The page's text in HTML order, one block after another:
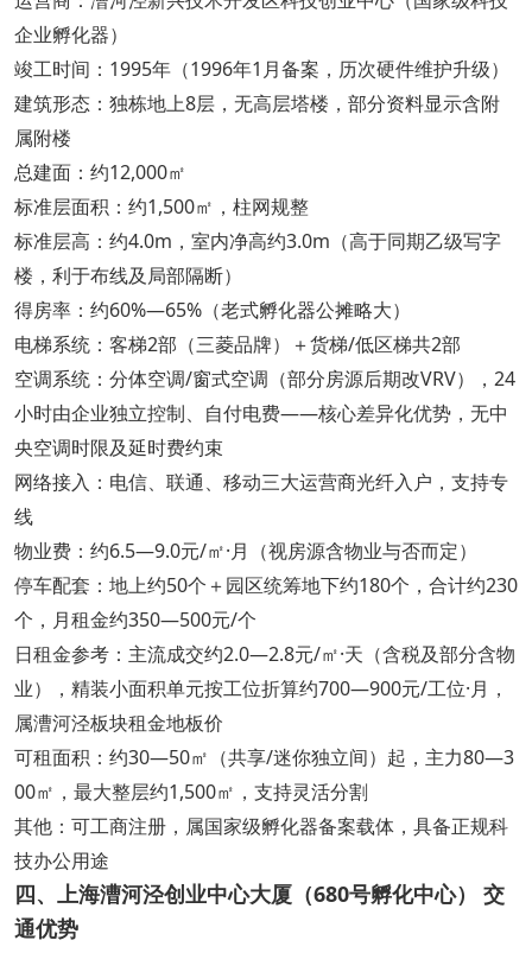
企业孵化器）
竣工时间：1995年（1996年1月备案，历次硬件维护升级）
建筑形态：独栋地上8层，无高层塔楼，部分资料显示含附
属附楼
总建面：约12,000㎡
标准层面积：约1,500㎡，柱网规整
标准层高：约4.0m，室内净高约3.0m（高于同期乙级写字
楼，利于布线及局部隔断）
得房率：约60%—65%（老式孵化器公摊略大）
电梯系统：客梯2部（三菱品牌）＋货梯/低区梯共2部
空调系统：分体空调/窗式空调（部分房源后期改VRV），24
小时由企业独立控制、自付电费——核心差异化优势，无中
央空调时限及延时费约束
网络接入：电信、联通、移动三大运营商光纤入户，支持专
线
物业费：约6.5—9.0元/㎡·月（视房源含物业与否而定）
停车配套：地上约50个＋园区统筹地下约180个，合计约230
个，月租金约350—500元/个
日租金参考：主流成交约2.0—2.8元/㎡·天（含税及部分含物
业），精装小面积单元按工位折算约700—900元/工位·月，
属漕河泾板块租金地板价
可租面积：约30—50㎡（共享/迷你独立间）起，主力80—3
00㎡，最大整层约1,500㎡，支持灵活分割
其他：可工商注册，属国家级孵化器备案载体，具备正规科
技办公用途
四、上海漕河泾创业中心大厦（680号孵化中心） 交
通优势